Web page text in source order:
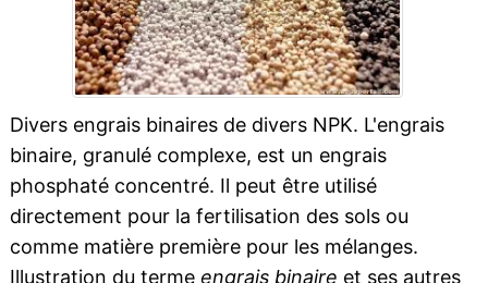
Divers engrais binaires de divers NPK. L'engrais
binaire, granulé complexe, est un engrais
phosphaté concentré. Il peut être utilisé
directement pour la fertilisation des sols ou
comme matière première pour les mélanges.
Illustration du terme engrais binaire et ses autres